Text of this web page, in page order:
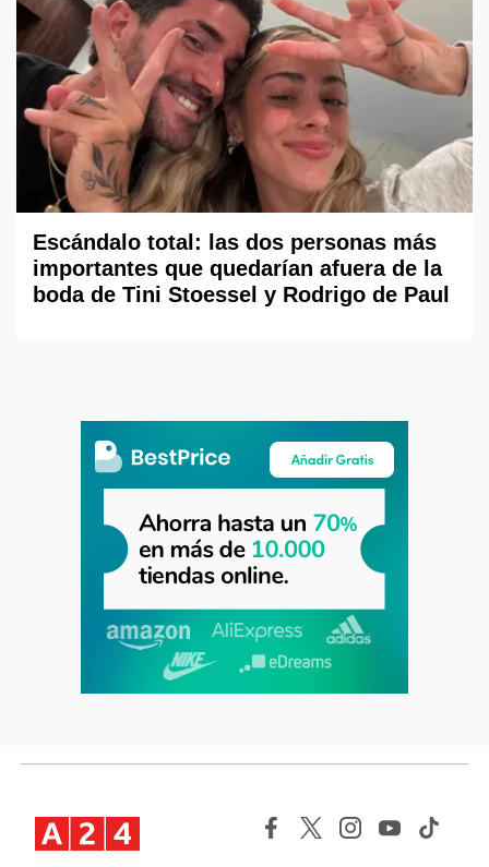
Escándalo total: las dos personas más
importantes que quedarían afuera de la
boda de Tini Stoessel y Rodrigo de Paul